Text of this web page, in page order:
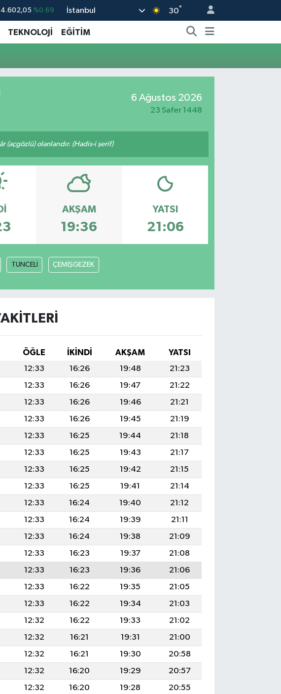
%0.69
47,5986 %0.06
55,0700 %0.1
İstanbul 30°
TEKNOLOJİ EĞİTİM
6 Ağustos 2026
23 Safer 1448
(açgözlü) olanlarıdır. (Hadis-i şerif)
AKŞAM
19:36
YATSI
21:06
TUNCELİ ÇEMİŞGEZEK
ÖĞLE İKINDI AKŞAM
YATSI
12:33 16:26 19:48
21:23
12:33 16:26 19:47
21:22
12:33 16:26 19:46
21:21
12:33 16:26 19:45
21:19
12:33 16:25 19:44
21:18
12:33 16:25 19:43
21:17
12:33 16:25 19:42
21:15
12:33 16:25 19:41
21:14
12:33 16:24 19:40
21:12
12:33 16:24 19:39
21:11
12:33 16:24 19:38
21:09
12:33 16:23 19:37
21:08
12:33 16:23 19:36
21:06
12:33 16:22 19:35
21:05
12:33 16:22 19:34
21:03
12:32 16:22 19:33
21:02
12:32 16:21 19:31
21:00
12:32 16:21 19:30
20:58
12:32 16:20 19:29
20:57
12:32 16:20 19:28
20:55